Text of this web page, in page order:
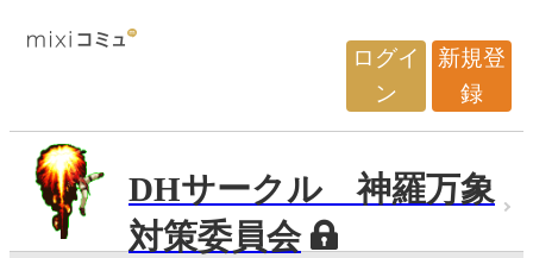
ログイ
ン
新規登
録
DHサークル 神羅万象
対策委員会